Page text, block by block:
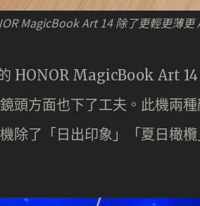
MagicBook Art 14 除了更輕更薄
HONOR MagicBook Art 14
頭方面也下了工夫。此機兩
除了「日出印象」「夏日橄